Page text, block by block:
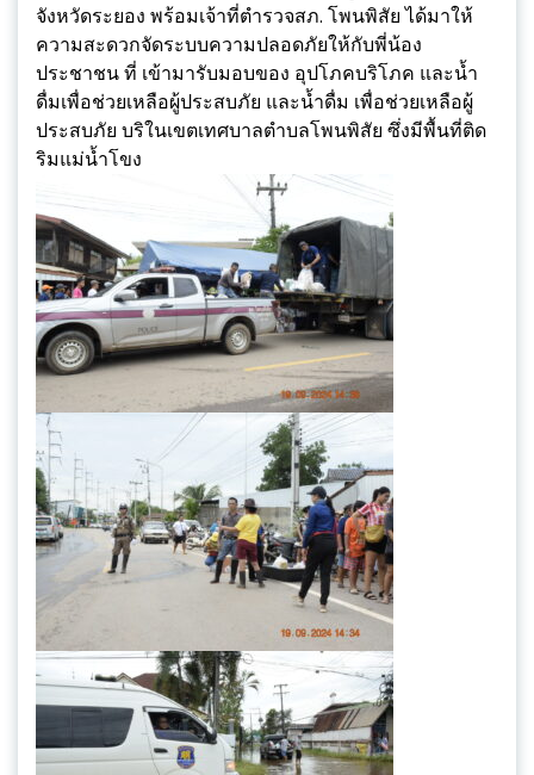
จังหวัดระยอง พร้อมเจ้าที่ตำรวจสภ. โพนพิสัย ได้มาให้
ความสะดวกจัดระบบความปลอดภัยให้กับพี่น้อง
ประชาชน ที่ เข้ามารับมอบของ อุปโภคบริโภค และน้ำ
ดื่มเพื่อช่วยเหลือผู้ประสบภัย และน้ำดื่ม เพื่อช่วยเหลือผู้
ประสบภัย บริในเขตเทศบาลตำบลโพนพิสัย ซึ่งมีพื้นที่ติด
ริมแม่น้ำโขง